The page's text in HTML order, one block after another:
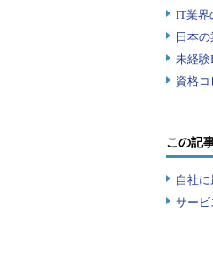
この記
自社に
サービ